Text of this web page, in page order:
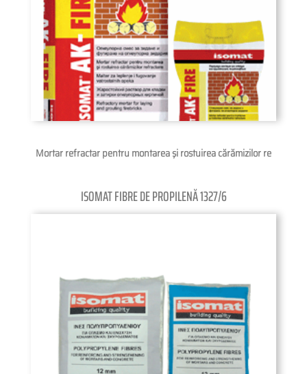
Mortar refractar pentru montarea şi rostuirea cărămizilor re
ISOMAT FIBRE DE PROPILENĂ 1327/6